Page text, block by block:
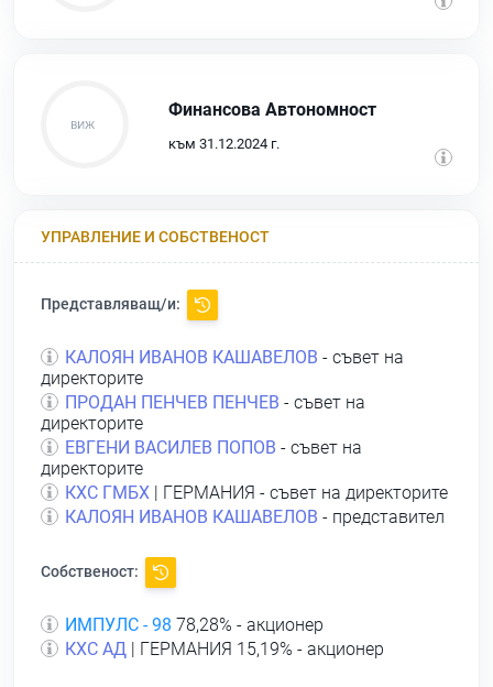
Финансова Автономност
към 31.12.2024 г.
УПРАВЛЕНИЕ И СОБСТВЕНОСТ
Представляващ/и:
КАЛОЯН ИВАНОВ КАШАВЕЛОВ - съвет на
директорите
ПРОДАН ПЕНЧЕВ ПЕНЧЕВ - съвет на
директорите
ЕВГЕНИ ВАСИЛЕВ ПОПОВ - съвет на
директорите
КХС ГМБХ | ГЕРМАНИЯ - съвет на директорите
КАЛОЯН ИВАНОВ КАШАВЕЛОВ - представител
Собственост:
ИМПУЛС - 98 78,28% - акционер
КХС АД | ГЕРМАНИЯ 15,19% - акционер